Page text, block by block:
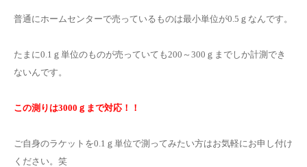
普通にホームセンターで売っているものは最小単位が0.5ｇなんです。
たまに0.1ｇ単位のものが売っていても200～300ｇまでしか計測でき
ないんです。
この測りは3000ｇまで対応！！
ご自身のラケットを0.1ｇ単位で測ってみたい方はお気軽にお申し付け
ください。笑